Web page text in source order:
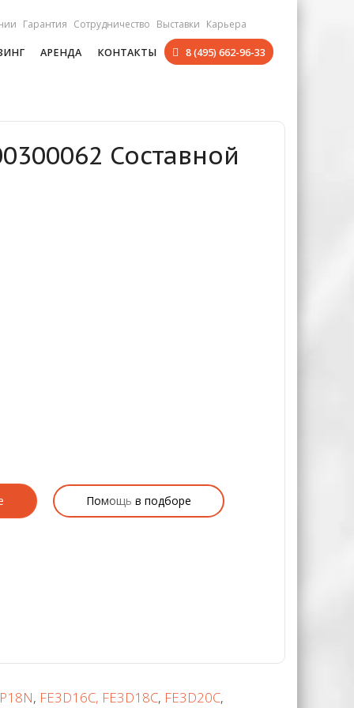
Гарантия Сотрудничество Выставки Карьера
АРЕНДА КОНТАКТЫ 8 (495) 662-96-33
Составной
Помощь в подборе
, FE3D16C, FE3D18C, FE3D20C,